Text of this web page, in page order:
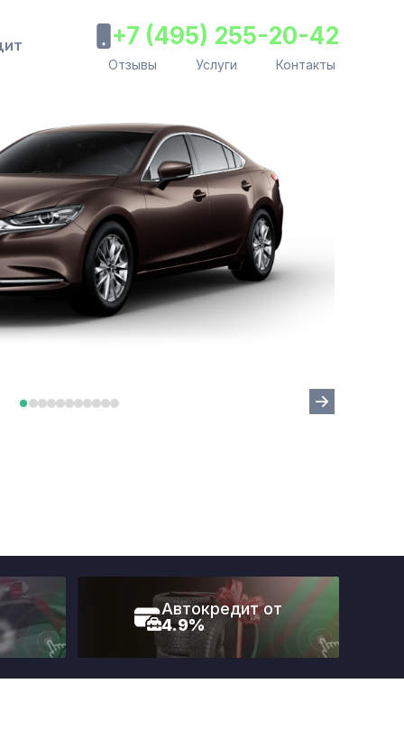
+7 (495) 255-20-42
Отзывы Услуги Контакты
Автокредит от
4.9%